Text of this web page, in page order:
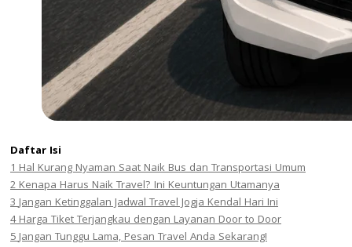
Daftar Isi
1Hal Kurang Nyaman Saat Naik Bus dan Transportasi Umum
2Kenapa Harus Naik Travel? Ini Keuntungan Utamanya
3Jangan Ketinggalan Jadwal Travel Jogja Kendal Hari Ini
4Harga Tiket Terjangkau dengan Layanan Door to Door
5Jangan Tunggu Lama, Pesan Travel Anda Sekarang!